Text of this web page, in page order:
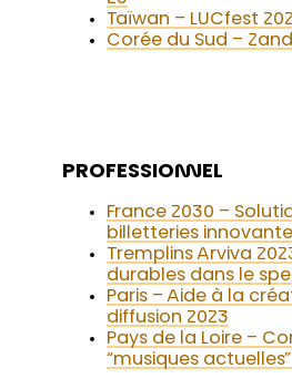
Taïwan – LUCfest
Corée du Sud –
PROFESSIONNEL
France 2030 –
billetteries
Tremplins Arviva
durables dans le
Paris – Aide à la
diffusion 2023
Pays de la Loire –
“musiques